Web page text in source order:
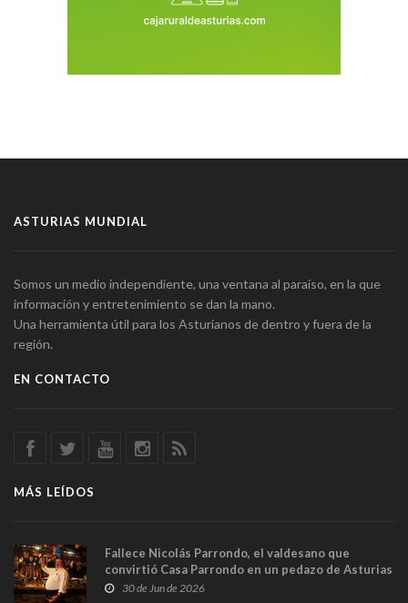
ASTURIAS MUNDIAL
Somos un medio independiente, una ventana al paraíso, en la que
información y entretenimiento se dan la mano.
Una herramienta útil para los Asturianos de dentro y fuera de la
región.
EN CONTACTO
MÁS LEÍDOS
Fallece Nicolás Parrondo, el valdesano que
convirtió Casa Parrondo en un pedazo de Asturias
en Madrid
30 de Jun de 2026